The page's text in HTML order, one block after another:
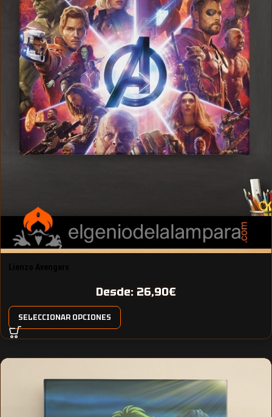
Desde: 26,90€
SELECCIONAR OPCIONES